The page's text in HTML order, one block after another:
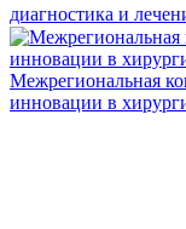
диагностика и
Межрегиональная
инновации в